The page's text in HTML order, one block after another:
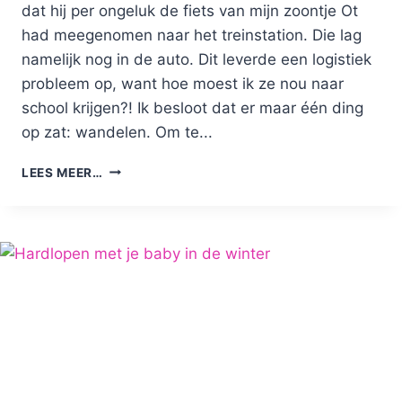
dat hij per ongeluk de fiets van mijn zoontje Ot
had meegenomen naar het treinstation. Die lag
namelijk nog in de auto. Dit leverde een logistiek
probleem op, want hoe moest ik ze nou naar
school krijgen?! Ik besloot dat er maar één ding
op zat: wandelen. Om te...
LEES MEER… DE